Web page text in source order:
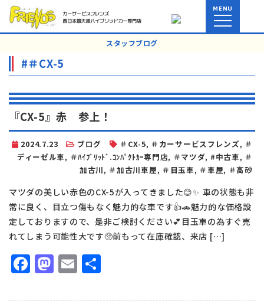
MENU
スタッフブログ
#＃CX-5
『CX-5』赤 参上！
2024.7.23 ブログ ＃CX-5, ＃カーサービスフレンズ, ＃
ディーゼル車, ＃ﾊｲﾌﾞﾘｯﾄﾞ.ｺﾝﾊﾟｸﾄｶｰ専門店, ＃マツダ, #中古車, ＃
加古川, ＃加古川車屋, ＃目玉車, ＃車屋, ＃高砂
マツダの美しい赤色のCX-5が入ってきました😊✨ 車の状態も非
常に良く、目立つ傷もなく魅力的な車です👍🚗魅力的な価格設
定しておりますので、是非ご検討ください💕目玉車の為すぐ売
れてしまう可能性大です🥺前もって在庫確認、来店 […]
Facebook
Mastodon
Email